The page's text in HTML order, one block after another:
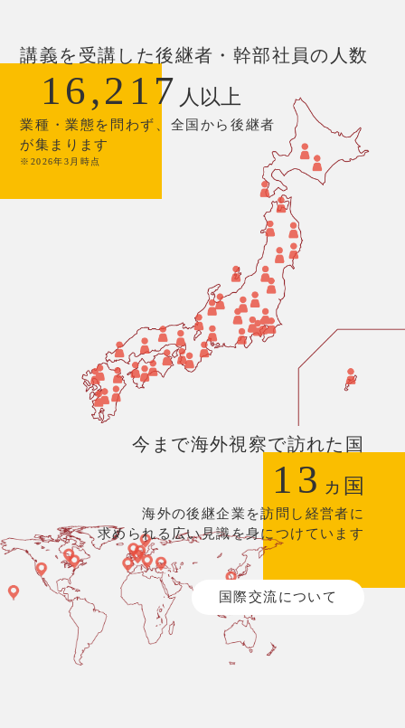
講義を受講した後継者・幹部社員の人数
16,217 人以上
業種・業態を問わず、全国から後継者
が集まります
※2026年3月時点
今まで海外視察で訪れた国
13 ヵ国
海外の後継企業を訪問し経営者に
求められる広い見識を身につけています
国際交流について